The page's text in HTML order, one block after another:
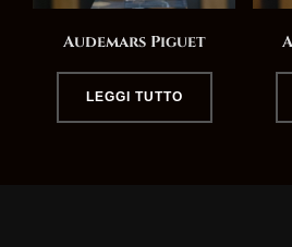
Audemars Piguet
LEGGI TUTTO